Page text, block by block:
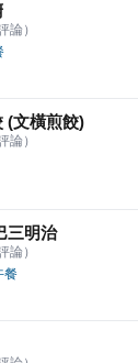
論）
(文橫煎餃)
論）
三明治
論）
餐